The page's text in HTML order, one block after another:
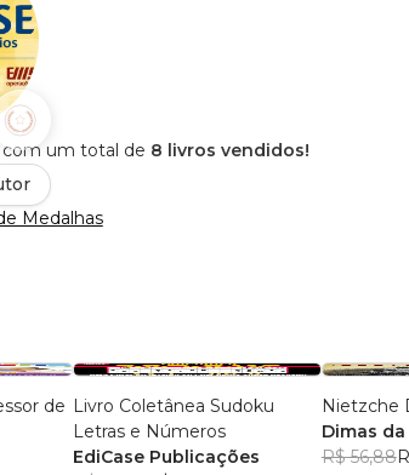
com um total de 8 livros vendidos!
Medalhas
de Livro Coletânea Sudoku
Letras e Números
EdiCase Publicações
Nietzche
Dimas
R$ 56,88